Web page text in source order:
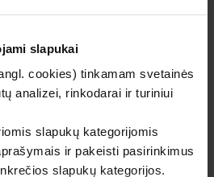
slapukai
cookies) tinkamam svetainės
analizei, rinkodarai ir turiniui
slapukų kategorijomis
ir pakeisti pasirinkimus
slapukų kategorijos.
Spalva
Mėlyna